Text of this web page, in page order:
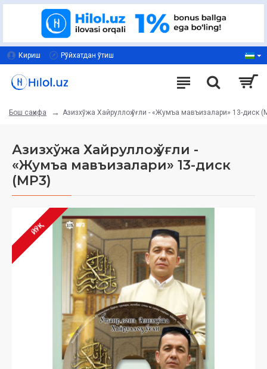
Кириш Рўйхатдан ўтиш
Бош саҳифа Азизхўжа Хайруллоҳ ўғли - «Жумъа мавъизалари» 13-диск
Азизхўжа Хайруллоҳ ўғли -
«Жумъа мавъизалари» 13-диск
(МР3)
ЙЎҚ